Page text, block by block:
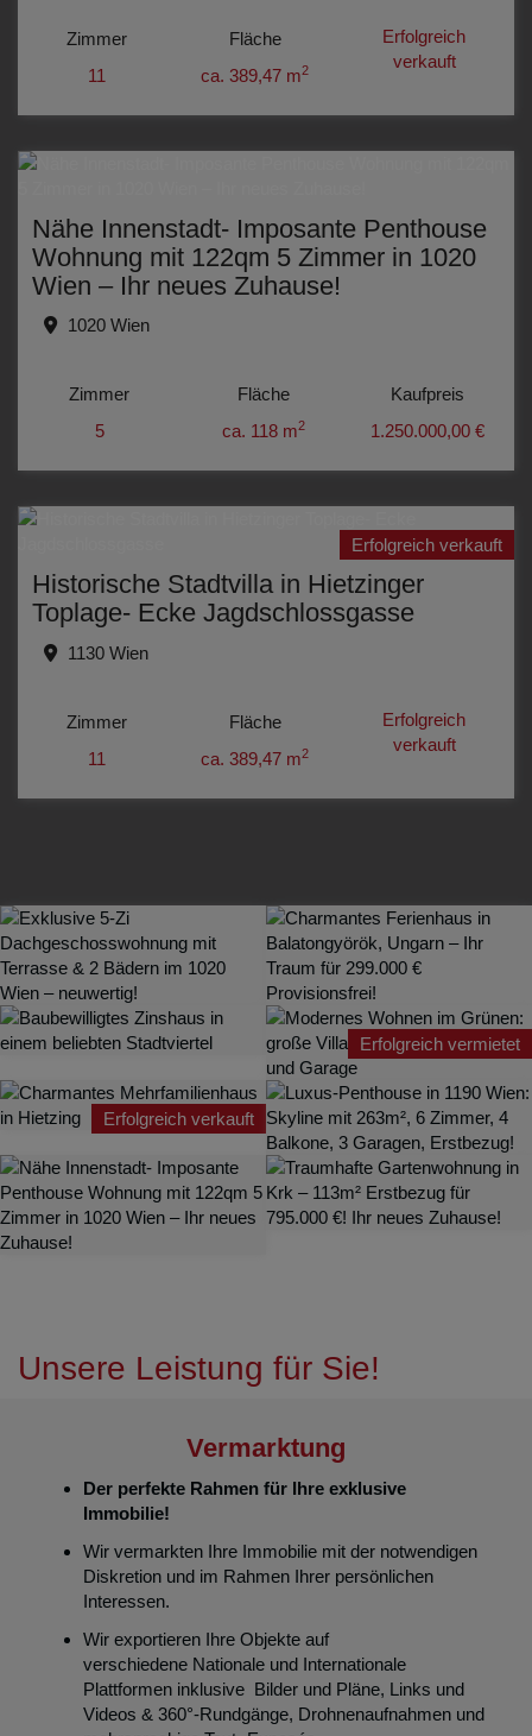
Zimmer
11
Fläche
ca. 389,47 m2
Erfolgreich
verkauft
Nähe Innenstadt- Imposante Penthouse
Wohnung mit 122qm 5 Zimmer in 1020
Wien – Ihr neues Zuhause!
1020 Wien
Zimmer
5
Fläche
ca. 118 m2
Kaufpreis
1.250.000,00 €
Erfolgreich verkauft
Historische Stadtvilla in Hietzinger
Toplage- Ecke Jagdschlossgasse
1130 Wien
Zimmer
11
Fläche
ca. 389,47 m2
Erfolgreich
verkauft
Erfolgreich vermietet
Erfolgreich verkauft
Unsere Leistung für Sie!
Vermarktung
Der perfekte Rahmen für Ihre exklusive
Immobilie!
Wir vermarkten Ihre Immobilie mit der notwendigen
Diskretion und im Rahmen Ihrer persönlichen
Interessen.
Wir exportieren Ihre Objekte auf
verschiedene Nationale und Internationale
Plattformen inklusive Bilder und Pläne, Links und
Videos & 360°-Rundgänge, Drohnenaufnahmen und